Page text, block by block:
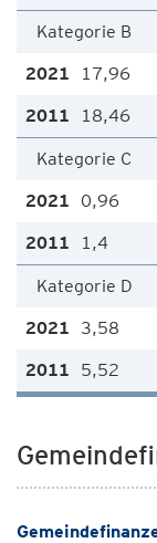
Kategorie B
17,96
18,46
Kategorie C
0,96
1,4
Kategorie D
3,58
5,52